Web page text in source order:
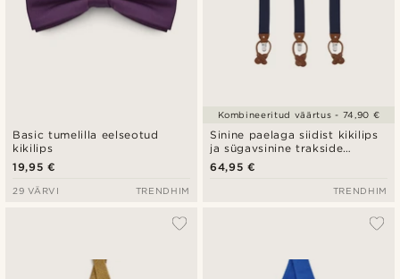
Basic tumelilla eelseotud
kikilips
19,95 €
29 VÄRVI TRENDHIM
Sinine paelaga siidist kikilips
ja sügavsinine trakside
komplekt
64,95 €
Kombineeritud väärtus - 74,90 €
TRENDHIM